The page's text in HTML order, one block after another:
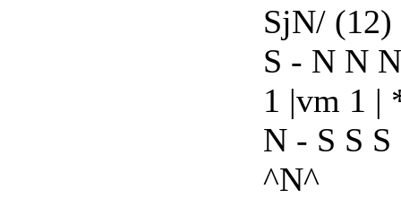
SjN/
S - N N
1 |vm 1 |
N - S S S
^N^